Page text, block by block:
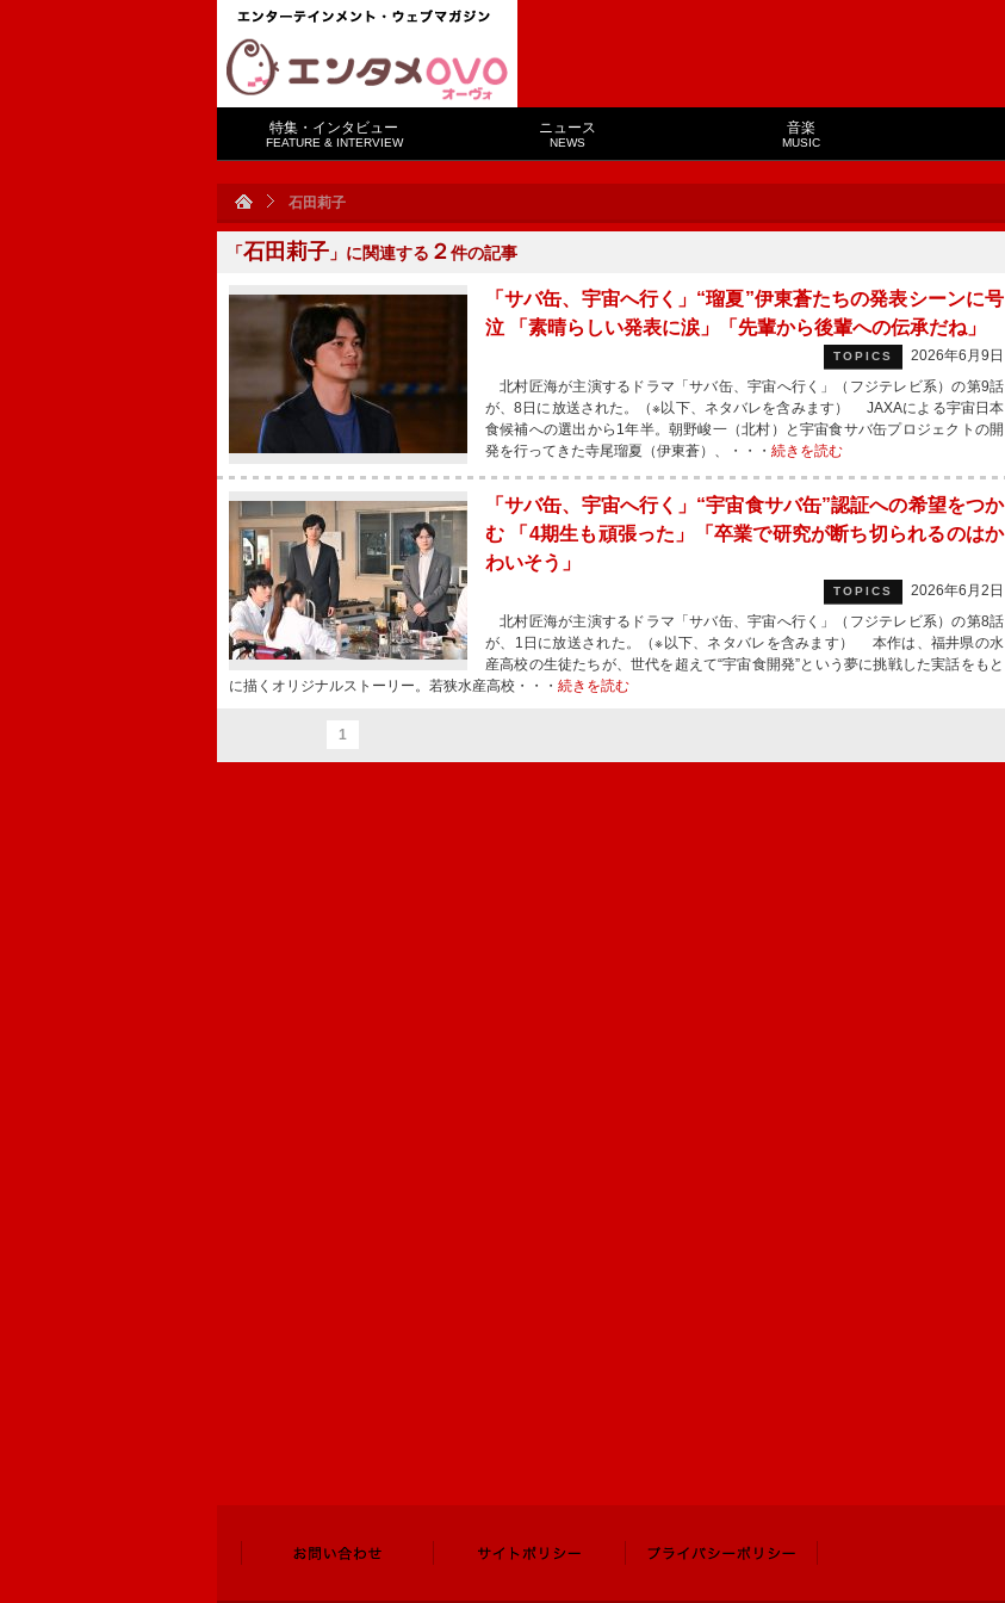
特集・インタビュー
FEATURE & INTERVIEW
ニュース
NEWS
音楽
MUSIC
石田莉子
「石田莉子 」に関連する ２件の記事
「サバ缶、宇宙へ行く」“瑠夏”伊東蒼たちの発表シーンに号
泣 「素晴らしい発表に涙」「先輩から後輩への伝承だね」
TOPICS
2026年6月9日
北村匠海が主演するドラマ「サバ缶、宇宙へ行く」（フジテレビ系）の第9話
が、8日に放送された。（※以下、ネタバレを含みます） JAXAによる宇宙日本
食候補への選出から1年半。朝野峻一（北村）と宇宙食サバ缶プロジェクトの開
発を行ってきた寺尾瑠夏（伊東蒼）、・・・ 続きを読む
「サバ缶、宇宙へ行く」“宇宙食サバ缶”認証への希望をつか
む 「4期生も頑張った」「卒業で研究が断ち切られるのはか
わいそう」
TOPICS
2026年6月2日
北村匠海が主演するドラマ「サバ缶、宇宙へ行く」（フジテレビ系）の第8話
が、1日に放送された。（※以下、ネタバレを含みます） 本作は、福井県の水
産高校の生徒たちが、世代を超えて“宇宙食開発”という夢に挑戦した実話をもと
に描くオリジナルストーリー。若狭水産高校・・・ 続きを読む
1